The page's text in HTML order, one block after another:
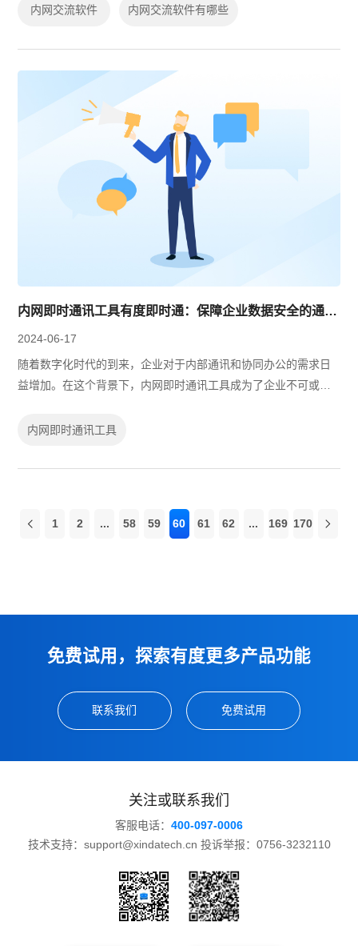
效率。以下是市面上几款常见的内网...
内网交流软件 内网交流软件有哪些
内网即时通讯工具有度即时通：保障企业数据安全的通讯解决方案
2024-06-17
随着数字化时代的到来，企业对于内部通讯和协同办公的需求日
益增加。在这个背景下，内网即时通讯工具成为了企业不可或缺
具，凭借强大的功能和卓越的性能，为...
内网即时通讯工具
1 2 ... 58 59 60 61 62 ... 169 170
免费试用，探索有度更多产品功能
联系我们 免费试用
关注或联系我们
客服电话： 400-097-0006
技术支持：support@xindatech.cn 投诉举报：0756-3232110